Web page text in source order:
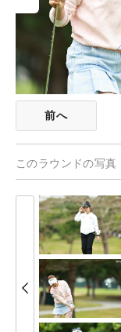
前へ
このラウンドの写真